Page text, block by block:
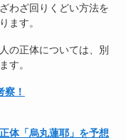
わざ回りくどい方法を
ます。
の正体については、別
す。
察！
体「烏丸蓮耶」を予想